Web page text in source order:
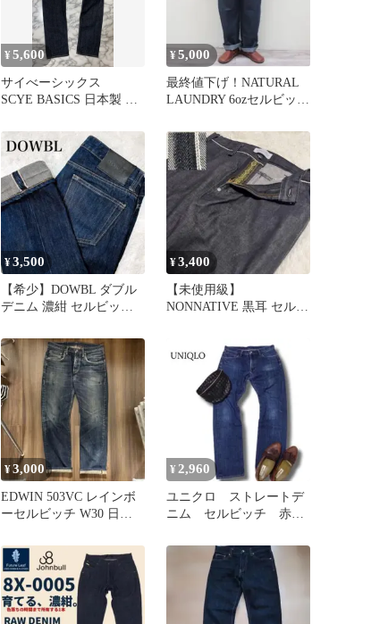
¥5,600
サイべーシックス
SCYE BASICS 日本製 デ
¥5,000
最終値下げ！NATURAL
LAUNDRY 6ozセルビッチ
¥3,500
【希少】DOWBL ダブル
デニム 濃紺 セルビッチ
ズ
¥3,400
【未使用級】
NONNATIVE 黒耳 セルビ
¥3,000
EDWIN 503VC レインボ
ーセルビッチ W30 日本
¥ 2,960
ユニクロ ストレートデ
ニム セルビッチ 赤
ゴ UNIQLO